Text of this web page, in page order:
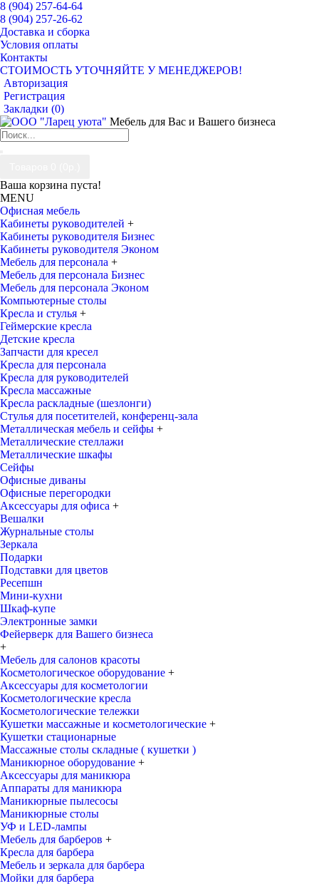
8 (904) 257-64-64
8 (904) 257-26-62
Доставка и сборка
Условия оплаты
Контакты
СТОИМОСТЬ УТОЧНЯЙТЕ У МЕНЕДЖЕРОВ!
Авторизация
Регистрация
Закладки (0)
Мебель для Вас и Вашего бизнеса
Ваша корзина пуста!
MENU
Офисная мебель
Кабинеты руководителей +
Кабинеты руководителя Бизнес
Кабинеты руководителя Эконом
Мебель для персонала +
Мебель для персонала Бизнес
Мебель для персонала Эконом
Компьютерные столы
Кресла и стулья +
Геймерские кресла
Детские кресла
Запчасти для кресел
Кресла для персонала
Кресла для руководителей
Кресла массажные
Кресла раскладные (шезлонги)
Стулья для посетителей, конференц-зала
Металлическая мебель и сейфы +
Металлические стеллажи
Металлические шкафы
Сейфы
Офисные диваны
Офисные перегородки
Аксессуары для офиса +
Вешалки
Журнальные столы
Зеркала
Подарки
Подставки для цветов
Ресепшн
Мини-кухни
Шкаф-купе
Электронные замки
Фейерверк для Вашего бизнеса
+
Мебель для салонов красоты
Косметологическое оборудование +
Аксессуары для косметологии
Косметологические кресла
Косметологические тележки
Кушетки массажные и косметологические +
Кушетки стационарные
Массажные столы складные ( кушетки )
Маникюрное оборудование +
Аксессуары для маникюра
Аппараты для маникюра
Маникюрные пылесосы
Маникюрные столы
УФ и LED-лампы
Мебель для барберов +
Кресла для барбера
Мебель и зеркала для барбера
Мойки для барбера